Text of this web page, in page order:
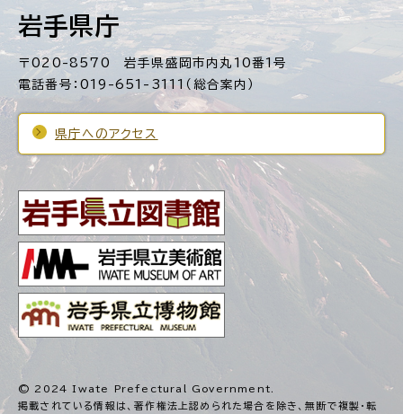
岩手県庁
〒020-8570 岩手県盛岡市内丸10番1号
電話番号：019-651-3111（総合案内）
県庁へのアクセス
© 2024 Iwate Prefectural Government.
掲載されている情報は、著作権法上認められた場合を除き、無断で複製・転